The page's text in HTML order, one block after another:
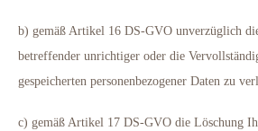
b) gemäß Artikel 16 DS-GVO unverzüglich
betreffender unrichtiger oder die
gespeicherten personenbezogener Daten zu
c) gemäß Artikel 17 DS-GVO die Löschung